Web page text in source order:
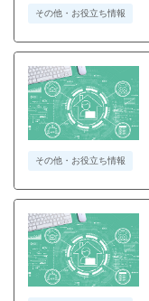
その他・お役立ち情報
その他・お役立ち情報